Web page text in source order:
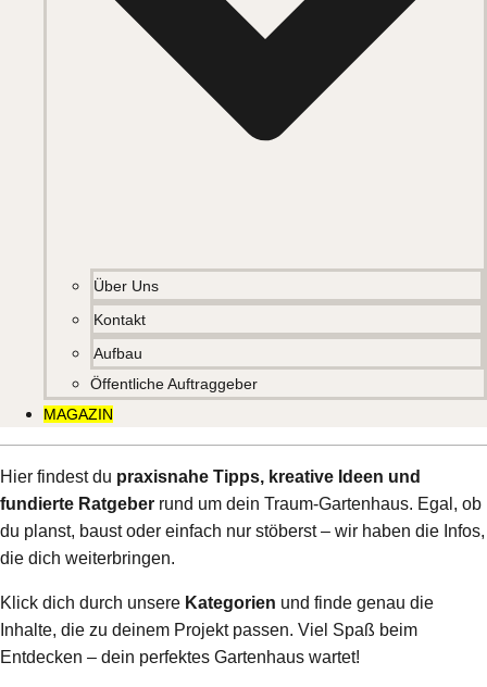
Über Uns
Kontakt
Aufbau
Öffentliche Auftraggeber
MAGAZIN
Hier findest du praxisnahe Tipps, kreative Ideen und
fundierte Ratgeber rund um dein Traum-Gartenhaus. Egal, ob
du planst, baust oder einfach nur stöberst – wir haben die Infos,
die dich weiterbringen.
Klick dich durch unsere Kategorien und finde genau die
Inhalte, die zu deinem Projekt passen. Viel Spaß beim
Entdecken – dein perfektes Gartenhaus wartet!